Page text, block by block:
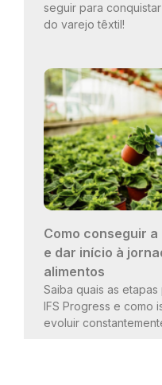
seguir para
do varejo têxtil!
Como conseguir
e dar início à
alimentos
Saiba quais as
IFS Progress e como
evoluir